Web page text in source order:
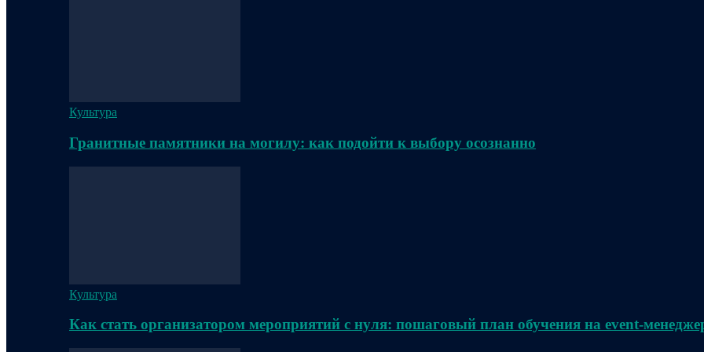
Культура
Гранитные памятники на могилу: как подойти к выбору осознанно
Культура
Как стать организатором мероприятий с нуля: пошаговый план обучения на event-